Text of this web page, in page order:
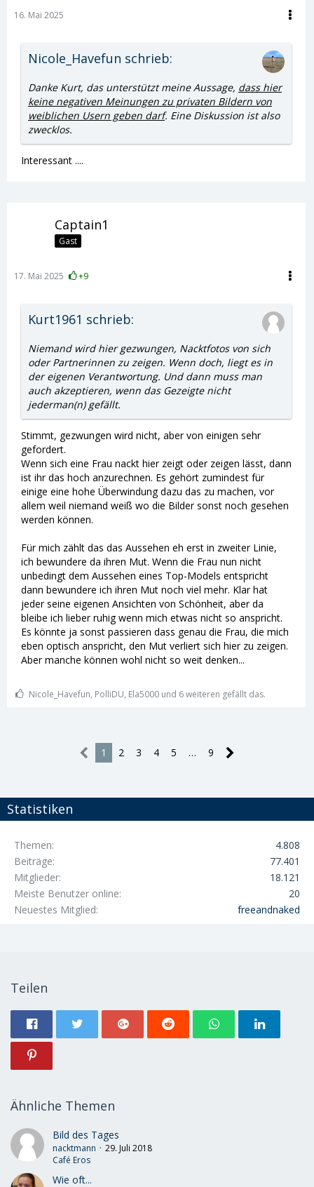
16. Mai 2025
Nicole_Havefun schrieb:
Danke Kurt, das unterstützt meine Aussage, dass hier
keine negativen Meinungen zu privaten Bildern von
weiblichen Usern geben darf. Eine Diskussion ist also
zwecklos.
Interessant ....
Captain1
Gast
17. Mai 2025 +9
Kurt1961 schrieb:
Niemand wird hier gezwungen, Nacktfotos von sich
oder Partnerinnen zu zeigen. Wenn doch, liegt es in
der eigenen Verantwortung. Und dann muss man
auch akzeptieren, wenn das Gezeigte nicht
jederman(n) gefällt.
Stimmt, gezwungen wird nicht, aber von einigen sehr
gefordert.
Wenn sich eine Frau nackt hier zeigt oder zeigen lässt, dann
ist ihr das hoch anzurechnen. Es gehört zumindest für
einige eine hohe Überwindung dazu das zu machen, vor
allem weil niemand weiß wo die Bilder sonst noch gesehen
werden können.
Für mich zählt das das Aussehen eh erst in zweiter Linie,
ich bewundere da ihren Mut. Wenn die Frau nun nicht
unbedingt dem Aussehen eines Top-Models entspricht
dann bewundere ich ihren Mut noch viel mehr. Klar hat
jeder seine eigenen Ansichten von Schönheit, aber da
bleibe ich lieber ruhig wenn mich etwas nicht so anspricht.
Es könnte ja sonst passieren dass genau die Frau, die mich
eben optisch anspricht, den Mut verliert sich hier zu zeigen.
Aber manche können wohl nicht so weit denken...
Nicole_Havefun, PolliDU, Ela5000 und 6 weiteren gefällt das.
1 2 3 4 5 … 9
Statistiken
Themen
4.808
Beiträge
77.401
Mitglieder
18.121
Meiste Benutzer online
20
Neuestes Mitglied
freeandnaked
Teilen
Ähnliche Themen
Bild des Tages
nacktmann
29. Juli 2018
Café Eros
Wie oft...